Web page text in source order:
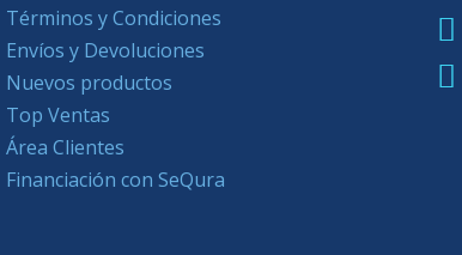
Términos y Condiciones
Envíos y Devoluciones
Nuevos productos
Top Ventas
Área Clientes
Financiación con SeQura